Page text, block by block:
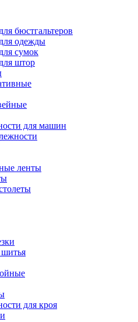
бюстгальтеров
одежды
сумок
штор
для машин
ленты
для кроя